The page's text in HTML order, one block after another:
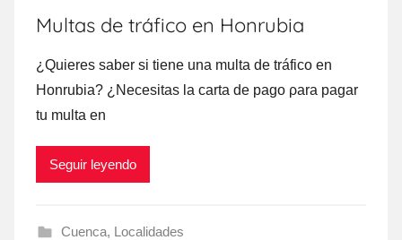
Multas de tráfico en Honrubia
¿Quieres saber ѕi tiene una multa dе tráfico en
Honrubia? ¿Necesitas la carta dе pago ρara pagar
tu multa en
Seguir leyendo
Cuenca, Localidades